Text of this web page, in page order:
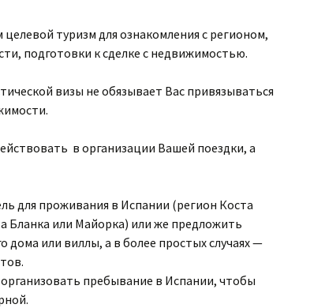
Визовые услугиДля учредителей
туризм для ознакомления с регионом,
подготовки к сделке с недвижимостью.
визы не обязывает Вас привязываться
в организации Вашей поездки, а
для проживания в Испании (регион Коста
Бланка или Майорка) или же предложить
или виллы, а в более простых случаях —
пребывание в Испании, чтобы